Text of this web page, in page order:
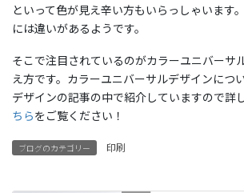
といって色が見え辛い方もいらっしゃいます
には違いがあるようです。
そこで注目されているのがカラーユニバーサ
え方です。カラーユニバーサルデザインにつ
デザインの記事の中で紹介していますので詳
ちらをご覧ください！
ブログのカテゴリー 印刷